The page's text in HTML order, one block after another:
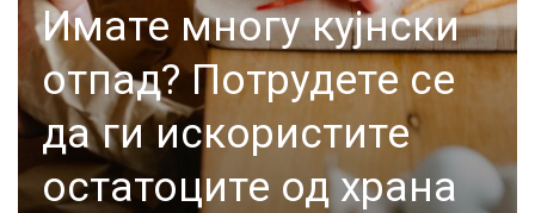
Имате многу кујнски
отпад? Потрудете се
да ги искористите
остатоците од храна